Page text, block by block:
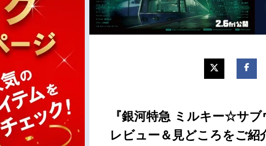
『銀河特急 ミルキー☆サブ
レビュー＆見どころをご